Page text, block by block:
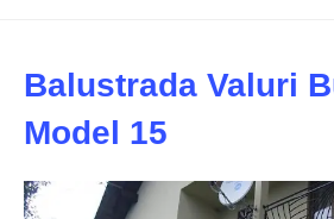
Balustrada Valuri
Model 15